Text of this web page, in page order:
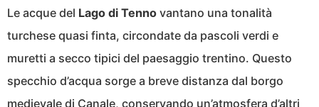
Le acque del Lago di Tenno vantano una tonalità
turchese quasi finta, circondate da pascoli verdi e
muretti a secco tipici del paesaggio trentino. Questo
specchio d’acqua sorge a breve distanza dal borgo
medievale di Canale, conservando un’atmosfera d’altri